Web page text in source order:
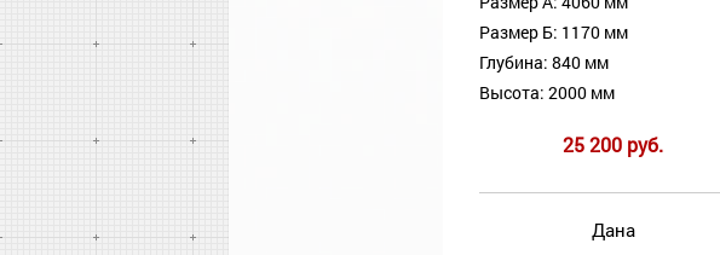
Размер Б: 1170 мм
Глубина: 840 мм
Высота: 2000 мм
25 200 руб.
Дана